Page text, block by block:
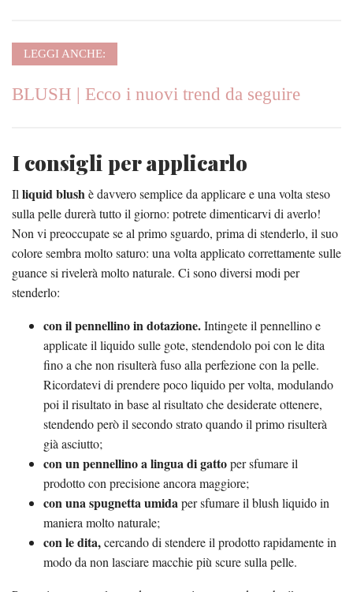
LEGGI ANCHE:
BLUSH | Ecco i nuovi trend da seguire
I consigli per applicarlo
Il liquid blush è davvero semplice da applicare e una volta steso
sulla pelle durerà tutto il giorno: potrete dimenticarvi di averlo!
Non vi preoccupate se al primo sguardo, prima di stenderlo, il suo
colore sembra molto saturo: una volta applicato correttamente sulle
guance si rivelerà molto naturale. Ci sono diversi modi per
stenderlo:
con il pennellino in dotazione.Intingete il pennellino e
applicate il liquido sulle gote, stendendolo poi con le dita
fino a che non risulterà fuso alla perfezione con la pelle.
Ricordatevi di prendere poco liquido per volta, modulando
poi il risultato in base al risultato che desiderate ottenere,
stendendo però il secondo strato quando il primo risulterà
già asciutto;
con un pennellino a lingua di gattoper sfumare il
prodotto con precisione ancora maggiore;
con una spugnetta umida per sfumare il blush liquido in
maniera molto naturale;
con le dita,cercando di stendere il prodotto rapidamente in
modo da non lasciare macchie più scure sulla pelle.